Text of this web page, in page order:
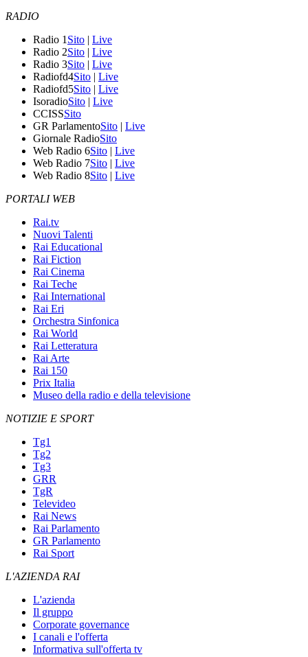
RADIO
Radio 1 Sito | Live
Radio 2Sito | Live
Radio 3Sito | Live
Radiofd4Sito | Live
Radiofd5Sito | Live
IsoradioSito | Live
CCISSSito
GR ParlamentoSito | Live
Giornale RadioSito
Web Radio 6Sito | Live
Web Radio 7Sito | Live
Web Radio 8Sito | Live
PORTALI WEB
Rai.tv
Nuovi Talenti
Rai Educational
Rai Fiction
Rai Cinema
Rai Teche
Rai International
Rai Eri
Orchestra Sinfonica
Rai World
Rai Letteratura
Rai Arte
Rai 150
Prix Italia
Museo della radio e della televisione
NOTIZIE E SPORT
Tg1
Tg2
Tg3
GRR
TgR
Televideo
Rai News
Rai Parlamento
GR Parlamento
Rai Sport
L'AZIENDA RAI
L'azienda
Il gruppo
Corporate governance
I canali e l'offerta
Informativa sull'offerta tv